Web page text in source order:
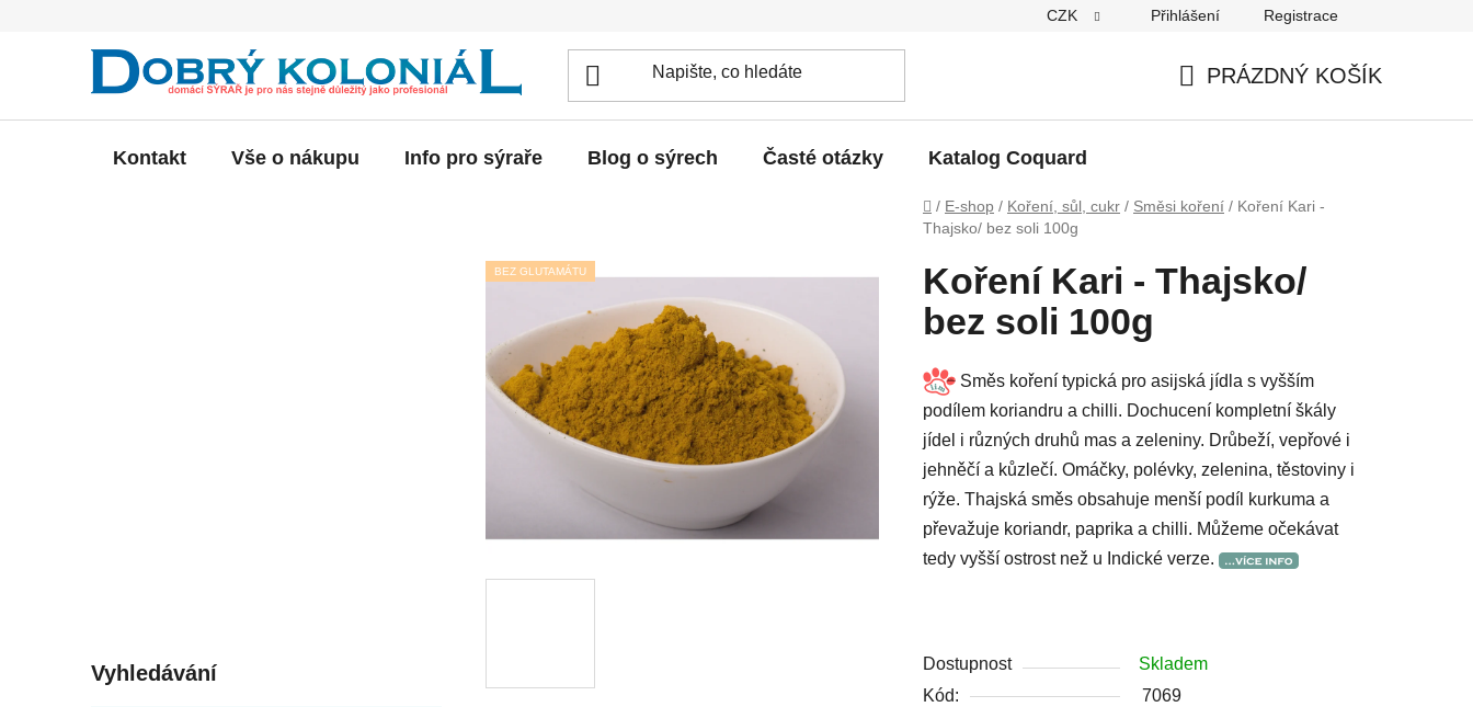
CZK Přihlášení Registrace
PRÁZDNÝ KOŠÍK
Kontakt Vše o nákupu Info pro sýraře Blog o sýrech Časté otázky Katalog Coquard
Domů
/ E-shop / Koření, sůl, cukr / Směsi koření / Koření Kari -
Thajsko/ bez soli 100g
Vyhledávání
Koření Kari - Thajsko/
bez soli 100g
Směs koření typická pro asijská jídla s vyšším
podílem koriandru a chilli. Dochucení kompletní škály
jídel i různých druhů mas a zeleniny. Drůbeží, vepřové i
jehněčí a kůzlečí. Omáčky, polévky, zelenina, těstoviny i
rýže. Thajská směs obsahuje menší podíl kurkuma a
převažuje koriandr, paprika a chilli. Můžeme očekávat
tedy vyšší ostrost než u Indické verze.
Dostupnost
Skladem
Kód:
7069
BEZ GLUTAMÁTU